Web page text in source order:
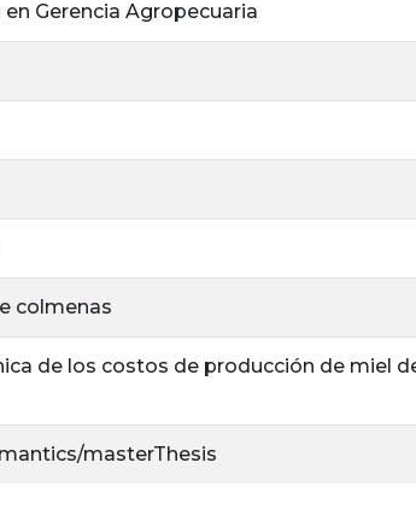
Gerencia Agropecuaria
colmenas
de los costos de producción de miel
masterThesis